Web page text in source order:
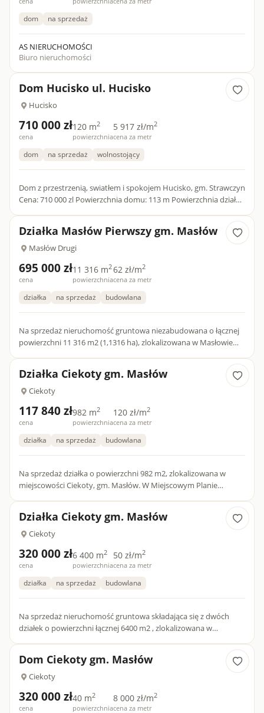
dom na sprzedaż
AS NIERUCHOMOŚCI
Biuro nieruchomości
Dom Hucisko ul. Hucisko
Hucisko
710 000 zł
cena
120 m2
powierzchnia
5 917 zł/m2
cena za metr
dom na sprzedaż wolnostojący
Dom z przestrzenią, swiatłem i spokojem Hucisko, gm. Strawczyn
Cena: 710 000 zl Powierzchnia domu: 113 m Powierzchnia działki:
Działka Masłów Pierwszy gm. Masłów
Masłów Drugi
695 000 zł
cena
11 316 m2
powierzchnia
62 zł/m2
cena za metr
działka na sprzedaż budowlana
Na sprzedaż nieruchomość gruntowa niezabudowana o łącznej
powierzchni 11 316 m2 (1,1316 ha), zlokalizowana w Masłowie
Działka Ciekoty gm. Masłów
Ciekoty
117 840 zł
cena
982 m2
powierzchnia
120 zł/m2
cena za metr
działka na sprzedaż budowlana
Na sprzedaż działka o powierzchni 982 m2, zlokalizowana w
miejscowości Ciekoty, gm. Masłów. W Miejscowym Planie
Działka Ciekoty gm. Masłów
Ciekoty
320 000 zł
cena
6 400 m2
powierzchnia
50 zł/m2
cena za metr
działka na sprzedaż budowlana
Na sprzedaż nieruchomość gruntowa składająca się z dwóch
działek o powierzchni łącznej 6400 m2 , zlokalizowana w
Dom Ciekoty gm. Masłów
Ciekoty
320 000 zł
cena
40 m2
powierzchnia
8 000 zł/m2
cena za metr